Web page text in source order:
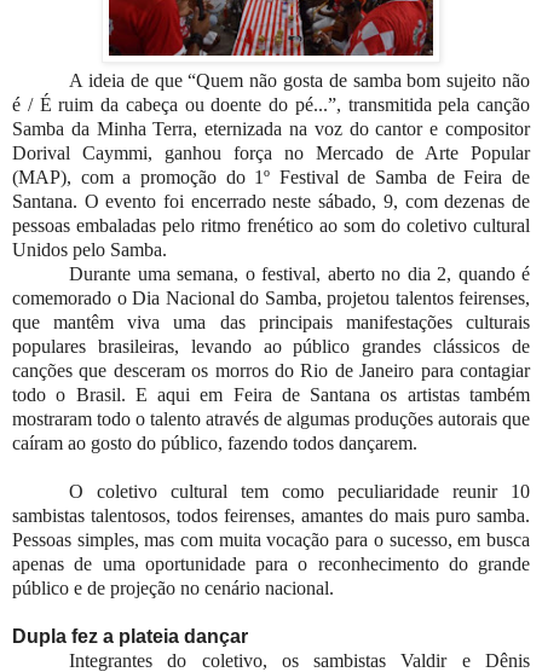
A ideia de que “Quem não gosta de samba bom sujeito não
é / É ruim da cabeça ou doente do pé...”, transmitida pela canção
Samba da Minha Terra, eternizada na voz do cantor e compositor
Dorival Caymmi, ganhou força no Mercado de Arte Popular
(MAP), com a promoção do 1º Festival de Samba de Feira de
Santana. O evento foi encerrado neste sábado, 9, com dezenas de
pessoas embaladas pelo ritmo frenético ao som do coletivo cultural
Unidos pelo Samba.
Durante uma semana, o festival, aberto no dia 2, quando é
comemorado o Dia Nacional do Samba, projetou talentos feirenses,
que mantêm viva uma das principais manifestações culturais
populares brasileiras, levando ao público grandes clássicos de
canções que desceram os morros do Rio de Janeiro para contagiar
todo o Brasil. E aqui em Feira de Santana os artistas também
mostraram todo o talento através de algumas produções autorais que
caíram ao gosto do público, fazendo todos dançarem.
O coletivo cultural tem como peculiaridade reunir 10
sambistas talentosos, todos feirenses, amantes do mais puro samba.
Pessoas simples, mas com muita vocação para o sucesso, em busca
apenas de uma oportunidade para o reconhecimento do grande
público e de projeção no cenário nacional.
Dupla fez a plateia dançar
Integrantes do coletivo, os sambistas Valdir e Dênis